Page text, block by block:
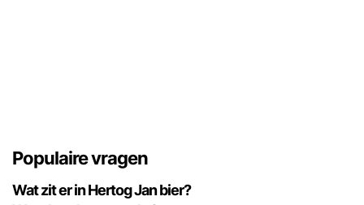
Populaire vragen
Wat zit er in Hertog Jan bier?